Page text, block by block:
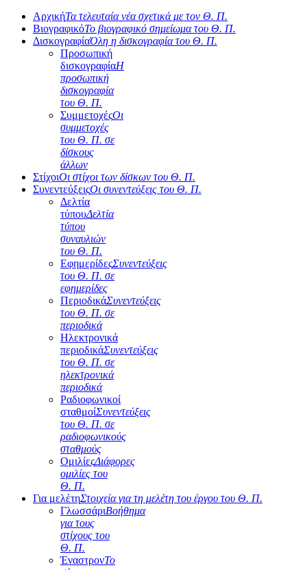
ΑρχικήΤα τελευταία νέα σχετικά με τον Θ. Π.
ΒιογραφικόΤο βιογραφικό σημείωμα του Θ. Π.
ΔισκογραφίαΌλη η δισκογραφία του Θ. Π.
Προσωπική
δισκογραφίαΗ
προσωπική
δισκογραφία
του Θ. Π.
ΣυμμετοχέςΟι
συμμετοχές
του Θ. Π. σε
δίσκους
άλλων
ΣτίχοιΟι στίχοι των δίσκων του Θ. Π.
ΣυνεντεύξειςΟι συνεντεύξεις του Θ. Π.
Δελτία
τύπουΔελτία
τύπου
συναυλιών
του Θ. Π.
ΕφημερίδεςΣυνεντεύξεις
του Θ. Π. σε
εφημερίδες
ΠεριοδικάΣυνεντεύξεις
του Θ. Π. σε
περιοδικά
Ηλεκτρονικά
περιοδικάΣυνεντεύξεις
του Θ. Π. σε
ηλεκτρονικά
περιοδικά
Ραδιοφωνικοί
σταθμοίΣυνεντεύξεις
του Θ. Π. σε
ραδιοφωνικούς
σταθμούς
ΟμιλίεςΔιάφορες
ομιλίες του
Θ. Π.
Για μελέτηΣτοιχεία για τη μελέτη του έργου του Θ. Π.
ΓλωσσάριΒοήθημα
για τους
στίχους του
Θ. Π.
ΈναστρονΤο